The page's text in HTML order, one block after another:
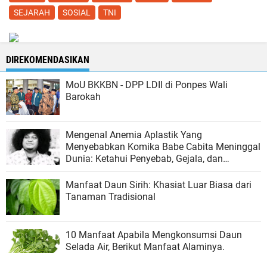
SEJARAH
SOSIAL TNI
DIREKOMENDASIKAN
MoU BKKBN - DPP LDII di Ponpes Wali
Barokah
Mengenal Anemia Aplastik Yang
Menyebabkan Komika Babe Cabita Meninggal
Dunia: Ketahui Penyebab, Gejala, dan
Pengobatannya
Manfaat Daun Sirih: Khasiat Luar Biasa dari
Tanaman Tradisional
10 Manfaat Apabila Mengkonsumsi Daun
Selada Air, Berikut Manfaat Alaminya.